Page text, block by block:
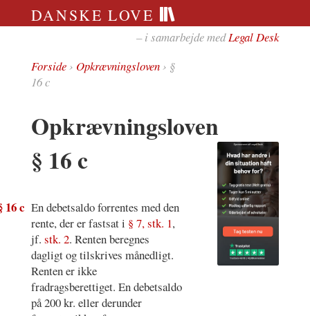
DANSKE LOVE
– i samarbejde medLegal Desk
Forside› Opkrævningsloven› §
16 c
Opkrævningsloven
§ 16 c
16 c En debetsaldo forrentes med den
rente, der er fastsat i § 7, stk. 1,
jf. stk. 2. Renten beregnes
dagligt og tilskrives månedligt.
Renten er ikke
fradragsberettiget. En debetsaldo
på 200 kr. eller derunder